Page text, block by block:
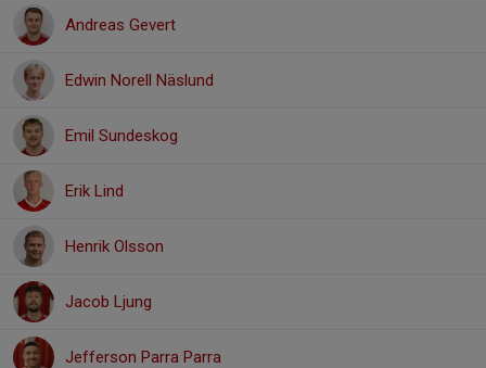
Andreas Gevert
Edwin Norell Näslund
Emil Sundeskog
Erik Lind
Henrik Olsson
Jacob Ljung
Jefferson Parra Parra